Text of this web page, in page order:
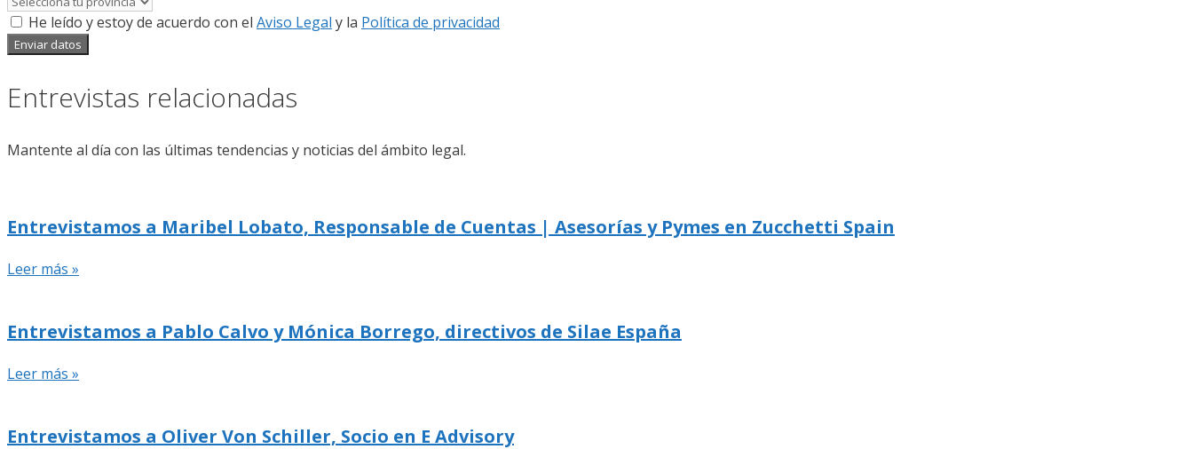
He leído y estoy de acuerdo con el Aviso Legal y la Política de privacidad
Enviar datos
Entrevistas relacionadas
Mantente al día con las últimas tendencias y noticias del ámbito legal.
Entrevistamos a Maribel Lobato, Responsable de Cuentas | Asesorías y Pymes en Zucchetti Spain
Leer más »
Entrevistamos a Pablo Calvo y Mónica Borrego, directivos de Silae España
Leer más »
Entrevistamos a Oliver Von Schiller, Socio en E Advisory